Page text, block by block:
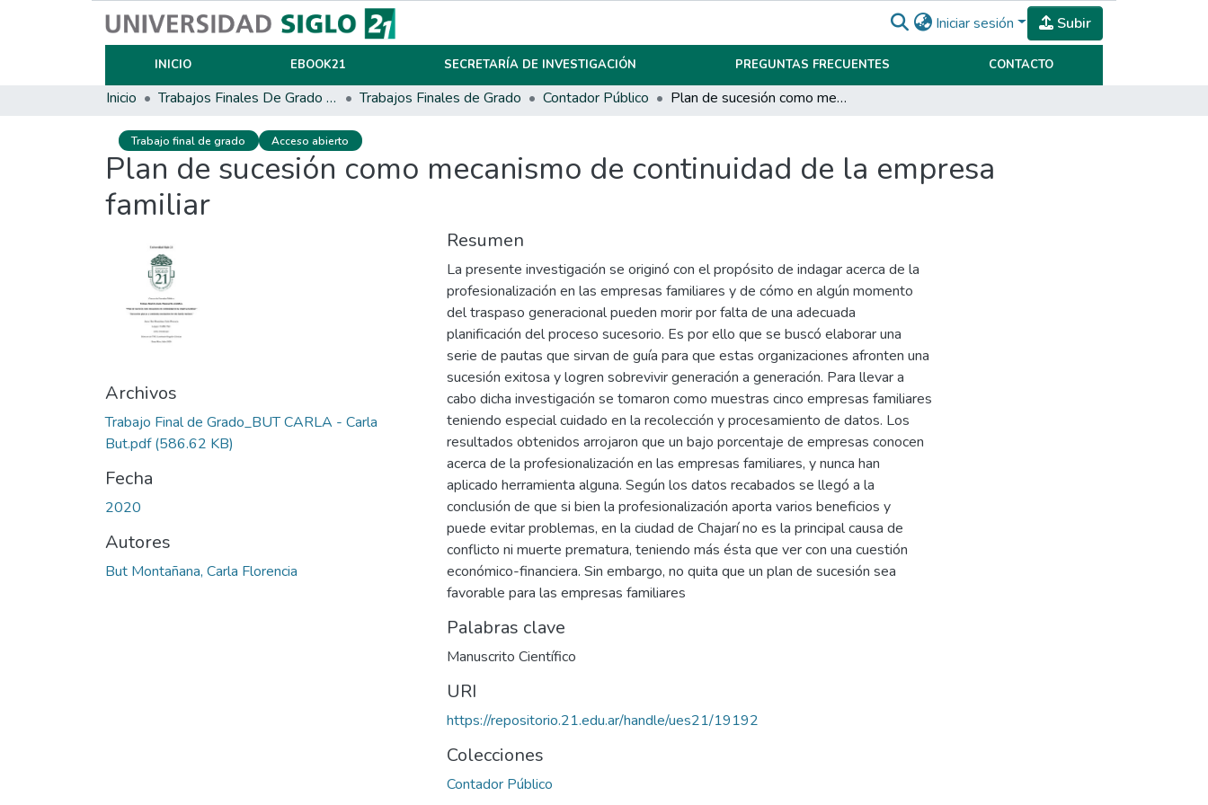
Iniciar sesión Subir
INICIO EBOOK21 SECRETARÍA DE INVESTIGACIÓN PREGUNTAS FRECUENTES CONTACTO
Inicio Trabajos Finales De Grado Y Posgrado Trabajos Finales de Grado Contador Público Plan de sucesión como mecanismo de continuidad de la empresa familiar
Trabajo final de grado Acceso abierto
Plan de sucesión como mecanismo de continuidad de la empresa
familiar
Archivos
Trabajo Final de Grado_BUT CARLA - Carla
But.pdf(586.62 KB)
Fecha
2020
Autores
But Montañana, Carla Florencia
Resumen
La presente investigación se originó con el propósito de indagar acerca de la
profesionalización en las empresas familiares y de cómo en algún momento
del traspaso generacional pueden morir por falta de una adecuada
planificación del proceso sucesorio. Es por ello que se buscó elaborar una
serie de pautas que sirvan de guía para que estas organizaciones afronten una
sucesión exitosa y logren sobrevivir generación a generación. Para llevar a
cabo dicha investigación se tomaron como muestras cinco empresas familiares
teniendo especial cuidado en la recolección y procesamiento de datos. Los
resultados obtenidos arrojaron que un bajo porcentaje de empresas conocen
acerca de la profesionalización en las empresas familiares, y nunca han
aplicado herramienta alguna. Según los datos recabados se llegó a la
conclusión de que si bien la profesionalización aporta varios beneficios y
puede evitar problemas, en la ciudad de Chajarí no es la principal causa de
conflicto ni muerte prematura, teniendo más ésta que ver con una cuestión
económico-financiera. Sin embargo, no quita que un plan de sucesión sea
favorable para las empresas familiares
Palabras clave
Manuscrito Científico
URI
https://repositorio.21.edu.ar/handle/ues21/19192
Colecciones
Contador Público